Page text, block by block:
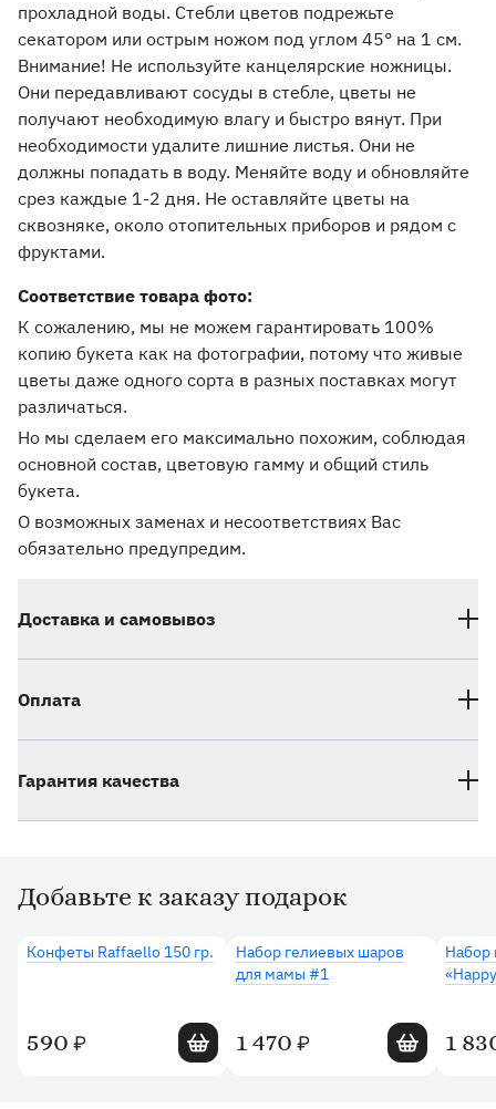
прохладной воды. Стебли цветов подрежьте
секатором или острым ножом под углом 45° на 1 см.
Внимание! Не используйте канцелярские ножницы.
Они передавливают сосуды в стебле, цветы не
получают необходимую влагу и быстро вянут. При
необходимости удалите лишние листья. Они не
должны попадать в воду. Меняйте воду и обновляйте
срез каждые 1-2 дня. Не оставляйте цветы на
сквозняке, около отопительных приборов и рядом с
фруктами.
Соответствие товара фото:
К сожалению, мы не можем гарантировать 100%
копию букета как на фотографии, потому что живые
цветы даже одного сорта в разных поставках могут
различаться.
Но мы сделаем его максимально похожим, соблюдая
основной состав, цветовую гамму и общий стиль
букета.
О возможных заменах и несоответствиях Вас
обязательно предупредим.
Доставка и самовывоз
Оплата
Гарантия качества
Дополнительные товары
Добавьте к заказу подарок
Конфеты Raffaello 150 гр.
590 ₽ Добавить в корзину
Набор гелиевых шаров
для мамы #1
1 470 ₽ Добавить в
Набор
1